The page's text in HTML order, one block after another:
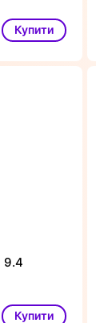
Купити
9.4
Купити